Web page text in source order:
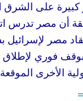
كبيرة على
أن مصر تدرس
مصر
فوري لإطلاق
الأخرى